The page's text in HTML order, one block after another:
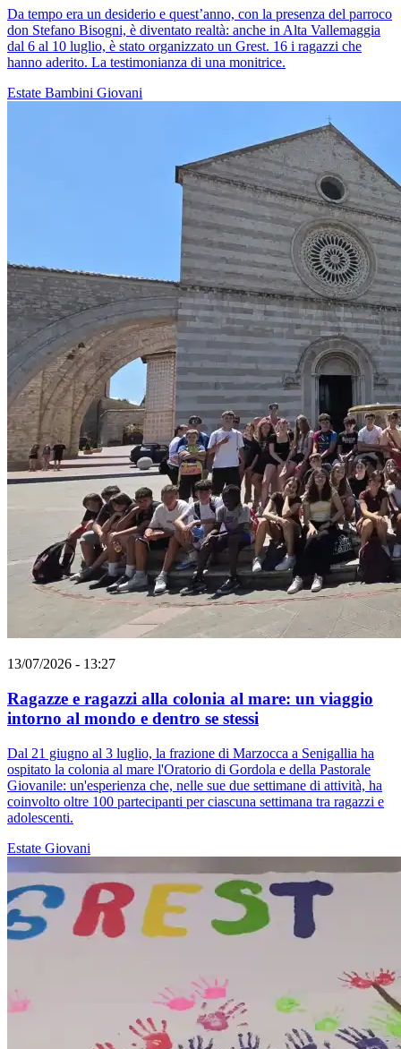
Da tempo era un desiderio e quest’anno, con la presenza del parroco
don Stefano Bisogni, è diventato realtà: anche in Alta Vallemaggia
dal 6 al 10 luglio, è stato organizzato un Grest. 16 i ragazzi che
hanno aderito. La testimonianza di una monitrice.
Estate Bambini Giovani
13/07/2026 - 13:27
Ragazze e ragazzi alla colonia al mare: un viaggio
intorno al mondo e dentro se stessi
Dal 21 giugno al 3 luglio, la frazione di Marzocca a Senigallia ha
ospitato la colonia al mare l'Oratorio di Gordola e della Pastorale
Giovanile: un'esperienza che, nelle sue due settimane di attività, ha
coinvolto oltre 100 partecipanti per ciascuna settimana tra ragazzi e
adolescenti.
Estate Giovani